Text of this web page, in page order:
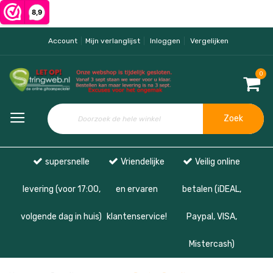
Account Mijn verlanglijst Inloggen Vergelijken
0
Zoek
supersnelle
levering (voor 17:00,
volgende dag in huis)
Vriendelijke
en ervaren
klantenservice!
Veilig online
betalen (iDEAL,
Paypal, VISA,
Mistercash)